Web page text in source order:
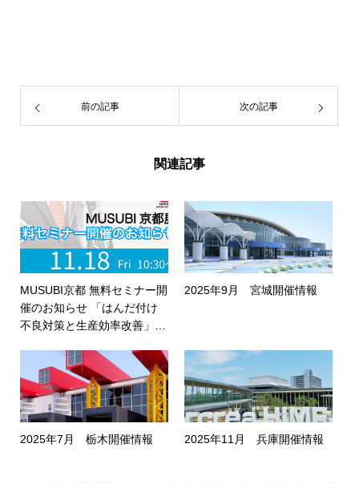
前の記事 次の記事
関連記事
MUSUBI京都 無料セミナー開
催のお知らせ 「はんだ付け
不良対策と生産効率改善」
2025年9月 宮城開催情報
2025年7月 栃木開催情報 2025年11月 兵庫開催情報